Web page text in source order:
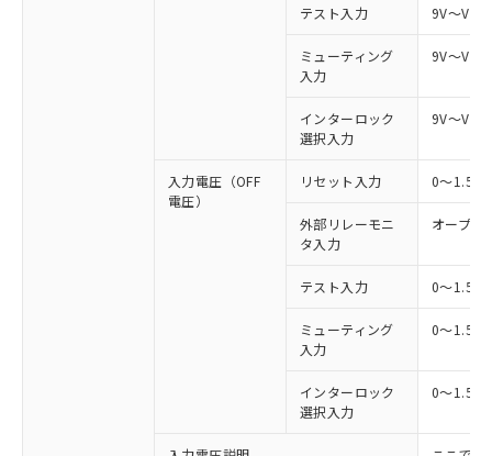
テスト入力 9V～Vs
ミューティング
入力
9V～Vs
インターロック
選択入力
9V～Vs
入力電圧（OFF
電圧）
リセット入力 0～1.5V
外部リレーモニ
タ入力
オープン
テスト入力 0～1.5V
ミューティング
入力
0～1.5V
インターロック
選択入力
0～1.5V